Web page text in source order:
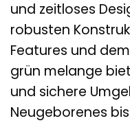
und zeitloses
robusten
Features und
grün melange
und sichere
Neugeborenes